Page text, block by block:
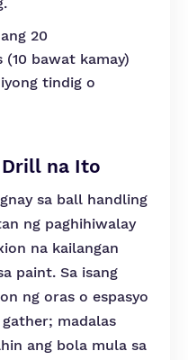
20
(10 bawat kamay)
tindig o
na Ito
sa ball handling
ng paghihiwalay
na kailangan
paint. Sa isang
ng oras o espasyo
madalas
ang bola mula sa